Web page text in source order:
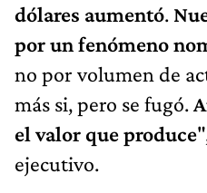
dólares aumentó.
por un fenómeno
no por volumen de
más si, pero se fugó.
el valor que produce
ejecutivo.